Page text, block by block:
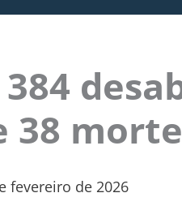
38
fevereiro de 2026